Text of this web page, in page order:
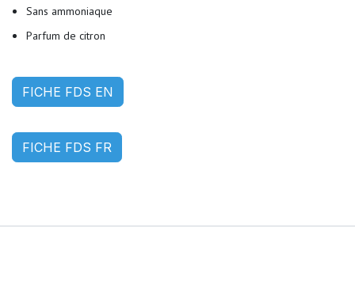
Sans ammoniaque
Parfum de citron
FICHE FDS EN
FICHE FDS FR